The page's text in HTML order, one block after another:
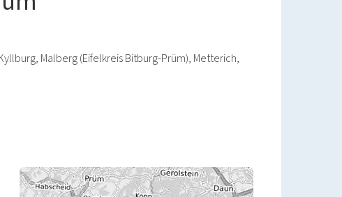
Malberg (Eifelkreis Bitburg-Prüm), Metterich,